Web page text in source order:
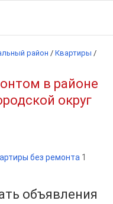
район / Квартиры /
в районе
округ
без ремонта 1
объявления